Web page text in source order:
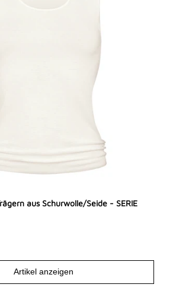
aus Schurwolle/Seide - SERIE
Artikel anzeigen